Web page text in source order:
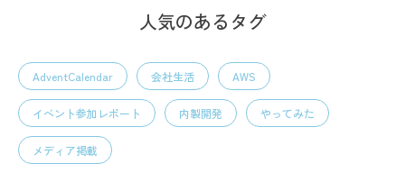
人気のあるタグ
AdventCalendar 会社生活 AWS
イベント参加レポート 内製開発 やってみた
メディア掲載